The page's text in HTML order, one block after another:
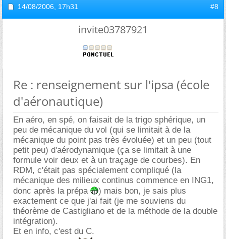
14/08/2006, 17h31 #8
invite03787921
Re : renseignement sur l'ipsa (école
d'aéronautique)
En aéro, en spé, on faisait de la trigo sphérique, un
peu de mécanique du vol (qui se limitait à de la
mécanique du point pas très évoluée) et un peu (tout
petit peu) d'aérodynamique (ça se limitait à une
formule voir deux et à un traçage de courbes). En
RDM, c'était pas spécialement compliqué (la
mécanique des milieux continus commence en ING1,
donc après la prépa
) mais bon, je sais plus
exactement ce que j'ai fait (je me souviens du
théorème de Castigliano et de la méthode de la double
intégration).
Et en info, c'est du C.